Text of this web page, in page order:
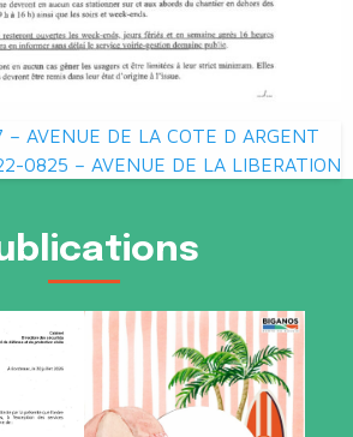
AVENUE DE LA COTE D ARGENT
0825 – AVENUE DE LA LIBERATION